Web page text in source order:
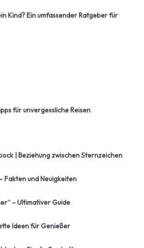
Kind? Ein umfassender Ratgeber für
für unvergessliche Reisen
| Beziehung zwischen Sternzeichen
Fakten und Neuigkeiten
– Ultimativer Guide
Ideen für Genießer